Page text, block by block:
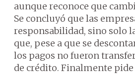
aunque reconoce que
Se concluyó que las
responsabilidad, sino solo
que, pese a que se
los pagos no fueron
de crédito. Finalmente pide